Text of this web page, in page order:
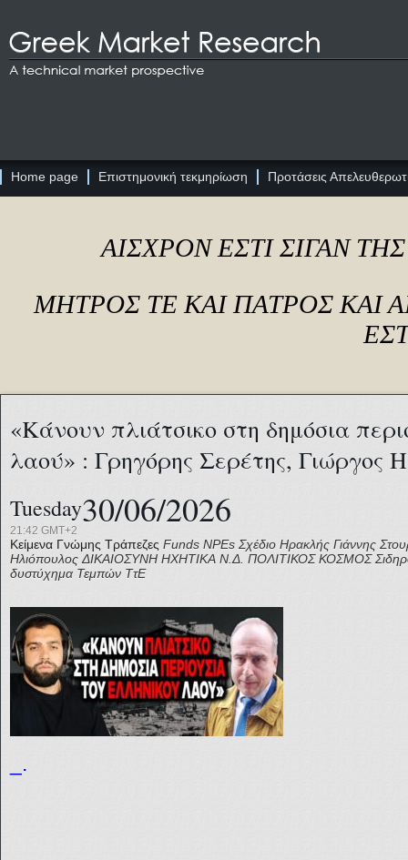
Home page Επιστημονική τεκμηρίωση Προτάσεις
ΑΙΣΧΡΟΝ ΕΣΤΙ ΣΙΓΑΝ
ΜΗΤΡΟΣ ΤΕ ΚΑΙ ΠΑΤΡΟΣ ΚΑΙ
«Κάνουν πλιάτσικο στη δημόσια
λαού» : Γρηγόρης Σερέτης, Γιώργος
Tuesday30/06/2026
21:42 GMT+2
Κείμενα Γνώμης Τράπεζες Funds NPEs Σχέδιο Ηρακλής Γιάννης
Ηλιόπουλος ΔΙΚΑΙΟΣΥΝΗ ΗΧΗΤΙΚΑ Ν.Δ. ΠΟΛΙΤΙΚΟΣ ΚΟΣΜΟΣ
δυστύχημα Τεμπών ΤτΕ
_.